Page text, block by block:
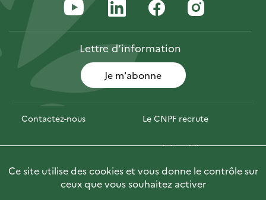
Lettred’information
Je m'abonne
Contactez-nous Le CNPF recrute
Espace presse Marchés publics
Photofor 🇬🇧 Briefly in English
Ce site utilise des cookies et vous donne le contrôle sur
ceux que vous souhaitez activer